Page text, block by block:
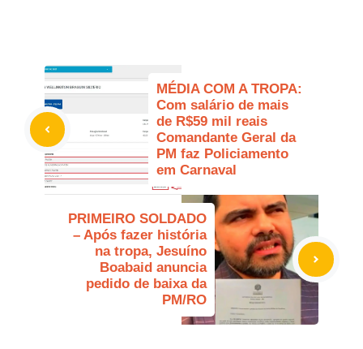
MÉDIA COM A TROPA:
Com salário de mais
de R$59 mil reais
Comandante Geral da
PM faz Policiamento
em Carnaval
PRIMEIRO SOLDADO
– Após fazer história
na tropa, Jesuíno
Boabaid anuncia
pedido de baixa da
PM/RO